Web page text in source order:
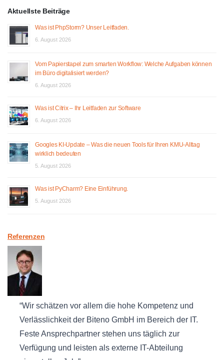
Aktuellste Beiträge
Was ist PhpStorm? Unser Leitfaden.
6. August 2026
Vom Papierstapel zum smarten Workflow: Welche Aufgaben können
im Büro digitalisiert werden?
6. August 2026
Was ist Citrix – Ihr Leitfaden zur Software
6. August 2026
Googles KI-Update – Was die neuen Tools für Ihren KMU-Alltag
wirklich bedeuten
5. August 2026
Was ist PyCharm? Eine Einführung.
5. August 2026
Referenzen
Wir schätzen vor allem die hohe Kompetenz und
Verlässlichkeit der Biteno GmbH im Bereich der IT.
Feste Ansprechpartner stehen uns täglich zur
Verfügung und leisten als externe IT-Abteilung